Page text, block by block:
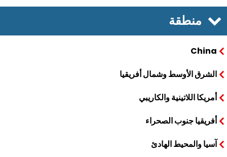
منطقة
China
الشرق الأوسط وشمال أفريقيا
أمريكا اللاتينية والكاريبي
أفريقيا جنوب الصحراء
آسيا والمحيط الهادئ